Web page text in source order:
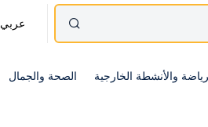
عربي
والأنشطة الخارجية الصحة والجمال